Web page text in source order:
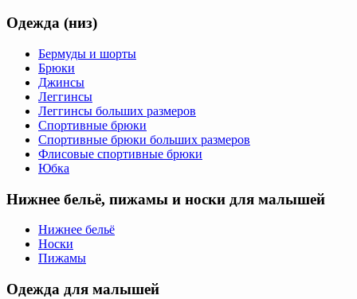
Одежда (низ)
Бермуды и шорты
Брюки
Джинсы
Леггинсы
Леггинсы больших размеров
Спортивные брюки
Спортивные брюки больших размеров
Флисовые спортивные брюки
Юбка
Нижнее бельё, пижамы и носки для малышей
Нижнее бельё
Носки
Пижамы
Одежда для малышей